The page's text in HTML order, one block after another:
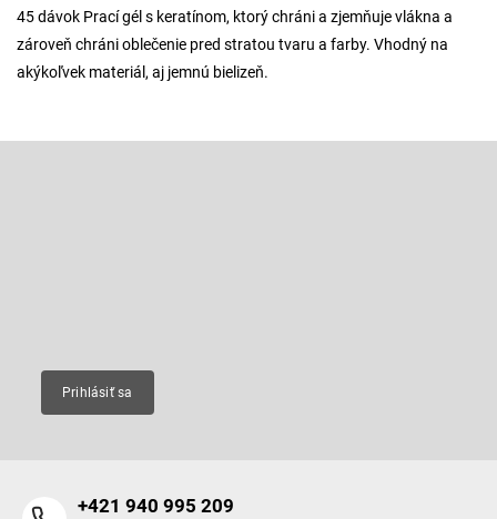
45 dávok Prací gél s keratínom, ktorý chráni a zjemňuje vlákna a
zároveň chráni oblečenie pred stratou tvaru a farby. Vhodný na
akýkoľvek materiál, aj jemnú bielizeň.
Prihlásiť sa
+421 940 995 209